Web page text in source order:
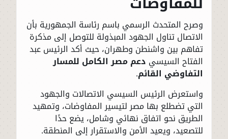
وصرح المتحدث الرسمي باسم رئاسة الجمهورية بأن
الاتصال تناول الجهود المبذولة للتوصل إلى مذكرة
تفاهم بين واشنطن وطهران، حيث أكد الرئيس عبد
الفتاح السيسي دعم مصر الكامل للمسار
التفاوضي القائم.
واستعرض الرئيس السيسي الاتصالات والجهود
التي تضطلع بها مصر لتيسير المفاوضات، وتمهيد
الطريق نحو اتفاق نهائي وشامل، يضع حدًا
للتصعيد، ويعيد الأمن والاستقرار إلى المنطقة.